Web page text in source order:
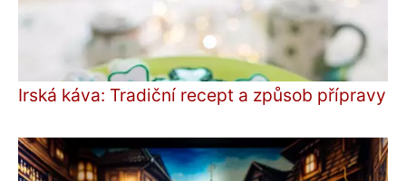
Irská káva: Tradiční recept a způsob přípravy